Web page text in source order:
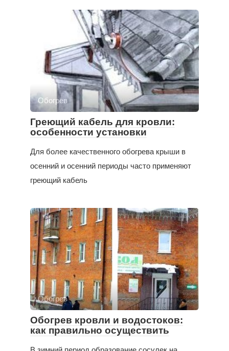
Обогрев
Греющий кабель для кровли:
особенности установки
Для более качественного обогрева крыши в
осенний и осенний периоды часто применяют
греющий кабель
Обогрев
Обогрев кровли и водостоков:
как правильно осуществить